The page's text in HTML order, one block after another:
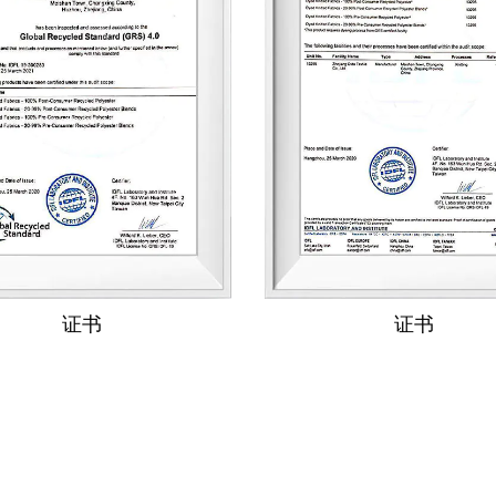
证书 证书